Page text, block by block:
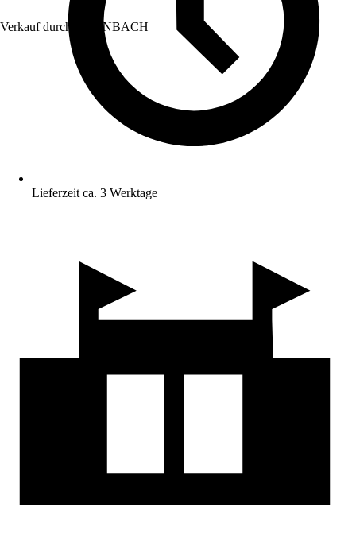
Verkauf durch: HORNBACH
Lieferzeit ca. 3 Werktage